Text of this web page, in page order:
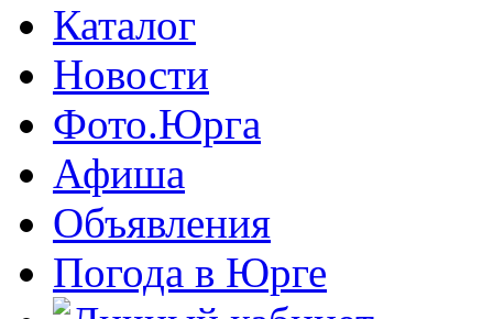
Каталог
Новости
Фото.Юрга
Афиша
Объявления
Погода в Юрге